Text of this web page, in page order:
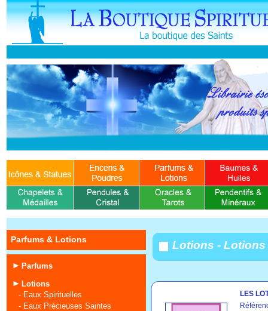
Parfums & Lotions
Parfums
Lotions
- Eaux Spirituelles
- Eaux Précieuses Saintes
Lotions - Lotions
LES